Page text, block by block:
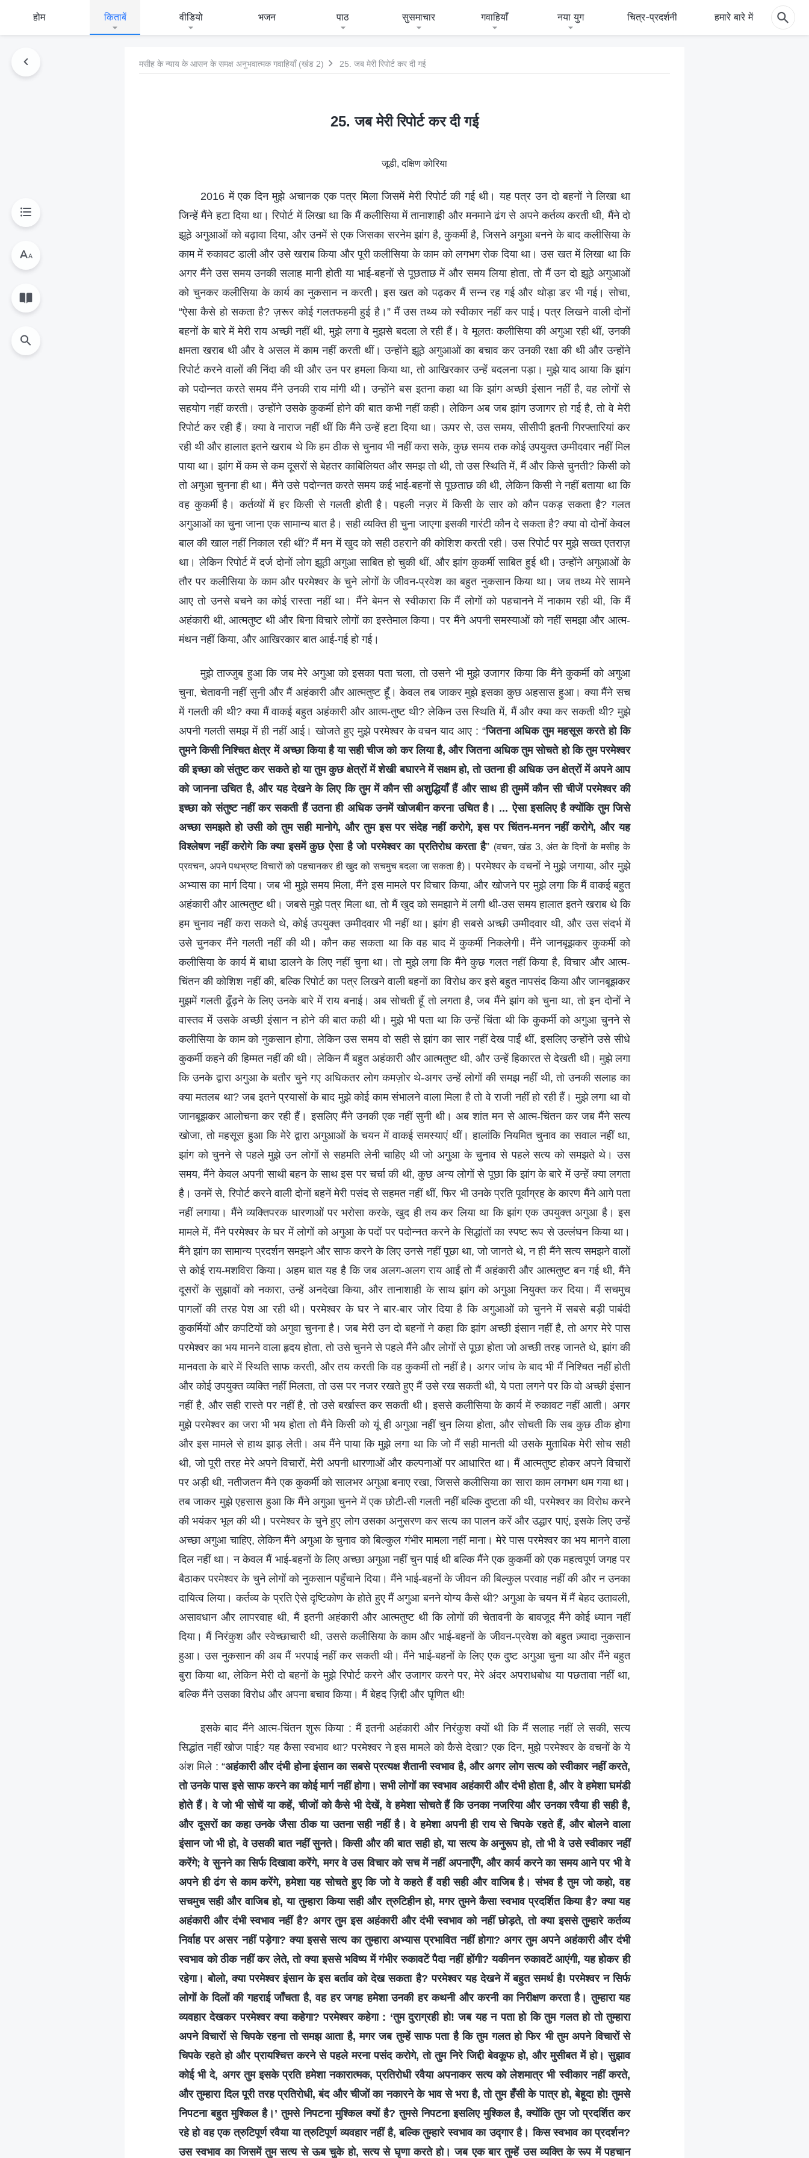
होम किताबें वीडियो भजन पाठ सुसमाचार गवाहियाँ नया युग चित्र-प्रदर्शनी हमारे बारे में
मसीह के न्याय के आसन के समक्ष अनुभवात्मक गवाहियाँ (खंड 2) 25. जब मेरी रिपोर्ट कर दी गई
25. जब मेरी रिपोर्ट कर दी गई
जूडी, दक्षिण कोरिया
2016 में एक दिन मुझे अचानक एक पत्र मिला जिसमें मेरी रिपोर्ट की गई थी। यह पत्र उन दो बहनों ने लिखा था
जिन्हें मैंने हटा दिया था। रिपोर्ट में लिखा था कि मैं कलीसिया में तानाशाही और मनमाने ढंग से अपने कर्तव्य करती थी, मैंने दो
झूठे अगुआओं को बढ़ावा दिया, और उनमें से एक जिसका सरनेम झांग है, कुकर्मी है, जिसने अगुआ बनने के बाद कलीसिया के
काम में रुकावट डाली और उसे खराब किया और पूरी कलीसिया के काम को लगभग रोक दिया था। उस खत में लिखा था कि
अगर मैंने उस समय उनकी सलाह मानी होती या भाई-बहनों से पूछताछ में और समय लिया होता, तो मैं उन दो झूठे अगुआओं
को चुनकर कलीसिया के कार्य का नुकसान न करती। इस खत को पढ़कर मैं सन्न रह गई और थोड़ा डर भी गई। सोचा,
“ऐसा कैसे हो सकता है? ज़रूर कोई गलतफहमी हुई है।” मैं उस तथ्य को स्वीकार नहीं कर पाई। पत्र लिखने वाली दोनों
बहनों के बारे में मेरी राय अच्छी नहीं थी, मुझे लगा वे मुझसे बदला ले रही हैं। वे मूलतः कलीसिया की अगुआ रही थीं, उनकी
क्षमता खराब थी और वे असल में काम नहीं करती थीं। उन्होंने झूठे अगुआओं का बचाव कर उनकी रक्षा की थी और उन्होंने
रिपोर्ट करने वालों की निंदा की थी और उन पर हमला किया था, तो आखिरकार उन्हें बदलना पड़ा। मुझे याद आया कि झांग
को पदोन्नत करते समय मैंने उनकी राय मांगी थी। उन्होंने बस इतना कहा था कि झांग अच्छी इंसान नहीं है, वह लोगों से
सहयोग नहीं करती। उन्होंने उसके कुकर्मी होने की बात कभी नहीं कही। लेकिन अब जब झांग उजागर हो गई है, तो वे मेरी
रिपोर्ट कर रही हैं। क्या वे नाराज नहीं थीं कि मैंने उन्हें हटा दिया था। ऊपर से, उस समय, सीसीपी इतनी गिरफ्तारियां कर
रही थी और हालात इतने खराब थे कि हम ठीक से चुनाव भी नहीं करा सके, कुछ समय तक कोई उपयुक्त उम्मीदवार नहीं मिल
पाया था। झांग में कम से कम दूसरों से बेहतर काबिलियत और समझ तो थी, तो उस स्थिति में, मैं और किसे चुनती? किसी को
तो अगुआ चुनना ही था। मैंने उसे पदोन्नत करते समय कई भाई-बहनों से पूछताछ की थी, लेकिन किसी ने नहीं बताया था कि
वह कुकर्मी है। कर्तव्यों में हर किसी से गलती होती है। पहली नज़र में किसी के सार को कौन पकड़ सकता है? गलत
अगुआओं का चुना जाना एक सामान्य बात है। सही व्यक्ति ही चुना जाएगा इसकी गारंटी कौन दे सकता है? क्या वो दोनों केवल
बाल की खाल नहीं निकाल रही थीं? मैं मन में खुद को सही ठहराने की कोशिश करती रही। उस रिपोर्ट पर मुझे सख्त एतराज़
था। लेकिन रिपोर्ट में दर्ज दोनों लोग झूठी अगुआ साबित हो चुकी थीं, और झांग कुकर्मी साबित हुई थी। उन्होंने अगुआओं के
तौर पर कलीसिया के काम और परमेश्वर के चुने लोगों के जीवन-प्रवेश का बहुत नुकसान किया था। जब तथ्य मेरे सामने
आए तो उनसे बचने का कोई रास्ता नहीं था। मैंने बेमन से स्वीकारा कि मैं लोगों को पहचानने में नाकाम रही थी, कि मैं
अहंकारी थी, आत्मतुष्ट थी और बिना विचारे लोगों का इस्तेमाल किया। पर मैंने अपनी समस्याओं को नहीं समझा और आत्म-
मंथन नहीं किया, और आखिरकार बात आई-गई हो गई।
मुझे ताज्जुब हुआ कि जब मेरे अगुआ को इसका पता चला, तो उसने भी मुझे उजागर किया कि मैंने कुकर्मी को अगुआ
चुना, चेतावनी नहीं सुनी और मैं अहंकारी और आत्मतुष्ट हूँ। केवल तब जाकर मुझे इसका कुछ अहसास हुआ। क्या मैंने सच
में गलती की थी? क्या मैं वाकई बहुत अहंकारी और आत्म-तुष्ट थी? लेकिन उस स्थिति में, मैं और क्या कर सकती थी? मुझे
अपनी गलती समझ में ही नहीं आई। खोजते हुए मुझे परमेश्वर के वचन याद आए : “जितना अधिक तुम महसूस करते हो कि
तुमने किसी निश्चित क्षेत्र में अच्छा किया है या सही चीज को कर लिया है, और जितना अधिक तुम सोचते हो कि तुम परमेश्वर
की इच्छा को संतुष्ट कर सकते हो या तुम कुछ क्षेत्रों में शेखी बघारने में सक्षम हो, तो उतना ही अधिक उन क्षेत्रों में अपने आप
को जानना उचित है, और यह देखने के लिए कि तुम में कौन सी अशुद्धियाँ हैं और साथ ही तुममें कौन सी चीजें परमेश्वर की
इच्छा को संतुष्ट नहीं कर सकती हैं उतना ही अधिक उनमें खोजबीन करना उचित है। ... ऐसा इसलिए है क्योंकि तुम जिसे
अच्छा समझते हो उसी को तुम सही मानोगे, और तुम इस पर संदेह नहीं करोगे, इस पर चिंतन-मनन नहीं करोगे, और यह
विश्लेषण नहीं करोगे कि क्या इसमें कुछ ऐसा है जो परमेश्वर का प्रतिरोध करता है” (वचन, खंड 3, अंत के दिनों के मसीह के
प्रवचन, अपने पथभ्रष्‍ट विचारों को पहचानकर ही खुद को सचमुच बदला जा सकता है) । परमेश्वर के वचनों ने मुझे जगाया, और मुझे
अभ्यास का मार्ग दिया। जब भी मुझे समय मिला, मैंने इस मामले पर विचार किया, और खोजने पर मुझे लगा कि मैं वाकई बहुत
अहंकारी और आत्मतुष्ट थी। जबसे मुझे पत्र मिला था, तो मैं खुद को समझाने में लगी थी-उस समय हालात इतने खराब थे कि
हम चुनाव नहीं करा सकते थे, कोई उपयुक्त उम्मीदवार भी नहीं था। झांग ही सबसे अच्छी उम्मीदवार थी, और उस संदर्भ में
उसे चुनकर मैंने गलती नहीं की थी। कौन कह सकता था कि वह बाद में कुकर्मी निकलेगी। मैंने जानबूझकर कुकर्मी को
कलीसिया के कार्य में बाधा डालने के लिए नहीं चुना था। तो मुझे लगा कि मैंने कुछ गलत नहीं किया है, विचार और आत्म-
चिंतन की कोशिश नहीं की, बल्कि रिपोर्ट का पत्र लिखने वाली बहनों का विरोध कर इसे बहुत नापसंद किया और जानबूझकर
मुझमें गलती ढूँढ़ने के लिए उनके बारे में राय बनाई। अब सोचती हूँ तो लगता है, जब मैंने झांग को चुना था, तो इन दोनों ने
वास्तव में उसके अच्छी इंसान न होने की बात कही थी। मुझे भी पता था कि उन्हें चिंता थी कि कुकर्मी को अगुआ चुनने से
कलीसिया के काम को नुकसान होगा, लेकिन उस समय वो सही से झांग का सार नहीं देख पाईं थीं, इसलिए उन्होंने उसे सीधे
कुकर्मी कहने की हिम्मत नहीं की थी। लेकिन मैं बहुत अहंकारी और आत्मतुष्ट थी, और उन्हें हिकारत से देखती थी। मुझे लगा
कि उनके द्वारा अगुआ के बतौर चुने गए अधिकतर लोग कमज़ोर थे-अगर उन्हें लोगों की समझ नहीं थी, तो उनकी सलाह का
क्या मतलब था? जब इतने प्रयासों के बाद मुझे कोई काम संभालने वाला मिला है तो वे राजी नहीं हो रही हैं। मुझे लगा था वो
जानबूझकर आलोचना कर रही हैं। इसलिए मैंने उनकी एक नहीं सुनी थी। अब शांत मन से आत्म-चिंतन कर जब मैंने सत्य
खोजा, तो महसूस हुआ कि मेरे द्वारा अगुआओं के चयन में वाकई समस्याएं थीं। हालांकि नियमित चुनाव का सवाल नहीं था,
झांग को चुनने से पहले मुझे उन लोगों से सहमति लेनी चाहिए थी जो अगुआ के चुनाव से पहले सत्य को समझते थे। उस
समय, मैंने केवल अपनी साथी बहन के साथ इस पर चर्चा की थी, कुछ अन्य लोगों से पूछा कि झांग के बारे में उन्हें क्या लगता
है। उनमें से, रिपोर्ट करने वाली दोनों बहनें मेरी पसंद से सहमत नहीं थीं, फिर भी उनके प्रति पूर्वाग्रह के कारण मैंने आगे पता
नहीं लगाया। मैंने व्यक्तिपरक धारणाओं पर भरोसा करके, खुद ही तय कर लिया था कि झांग एक उपयुक्त अगुआ है। इस
मामले में, मैंने परमेश्वर के घर में लोगों को अगुआ के पदों पर पदोन्नत करने के सिद्धांतों का स्पष्ट रूप से उल्लंघन किया था।
मैंने झांग का सामान्य प्रदर्शन समझने और साफ करने के लिए उनसे नहीं पूछा था, जो जानते थे, न ही मैंने सत्य समझने वालों
से कोई राय-मशविरा किया। अहम बात यह है कि जब अलग-अलग राय आईं तो मैं अहंकारी और आत्मतुष्ट बन गई थी, मैंने
दूसरों के सुझावों को नकारा, उन्हें अनदेखा किया, और तानाशाही के साथ झांग को अगुआ नियुक्त कर दिया। मैं सचमुच
पागलों की तरह पेश आ रही थी। परमेश्वर के घर ने बार-बार जोर दिया है कि अगुआओं को चुनने में सबसे बड़ी पाबंदी
कुकर्मियों और कपटियों को अगुवा चुनना है। जब मेरी उन दो बहनों ने कहा कि झांग अच्छी इंसान नहीं है, तो अगर मेरे पास
परमेश्वर का भय मानने वाला हृदय होता, तो उसे चुनने से पहले मैंने और लोगों से पूछा होता जो अच्छी तरह जानते थे, झांग की
मानवता के बारे में स्थिति साफ करती, और तय करती कि वह कुकर्मी तो नहीं है। अगर जांच के बाद भी मैं निश्चित नहीं होती
और कोई उपयुक्त व्यक्ति नहीं मिलता, तो उस पर नजर रखते हुए मैं उसे रख सकती थी, ये पता लगने पर कि वो अच्छी इंसान
नहीं है, और सही रास्ते पर नहीं है, तो उसे बर्खास्त कर सकती थी। इससे कलीसिया के कार्य में रुकावट नहीं आती। अगर
मुझे परमेश्वर का जरा भी भय होता तो मैंने किसी को यूं ही अगुआ नहीं चुन लिया होता, और सोचती कि सब कुछ ठीक होगा
और इस मामले से हाथ झाड़ लेती। अब मैंने पाया कि मुझे लगा था कि जो मैं सही मानती थी उसके मुताबिक मेरी सोच सही
थी, जो पूरी तरह मेरे अपने विचारों, मेरी अपनी धारणाओं और कल्पनाओं पर आधारित था। मैं आत्मतुष्ट होकर अपने विचारों
पर अड़ी थी, नतीजतन मैंने एक कुकर्मी को सालभर अगुआ बनाए रखा, जिससे कलीसिया का सारा काम लगभग थम गया था।
तब जाकर मुझे एहसास हुआ कि मैंने अगुआ चुनने में एक छोटी-सी गलती नहीं बल्कि दुष्टता की थी, परमेश्वर का विरोध करने
की भयंकर भूल की थी। परमेश्वर के चुने हुए लोग उसका अनुसरण कर सत्य का पालन करें और उद्धार पाएं, इसके लिए उन्हें
अच्छा अगुआ चाहिए, लेकिन मैंने अगुआ के चुनाव को बिल्कुल गंभीर मामला नहीं माना। मेरे पास परमेश्वर का भय मानने वाला
दिल नहीं था। न केवल मैं भाई-बहनों के लिए अच्छा अगुआ नहीं चुन पाई थी बल्कि मैंने एक कुकर्मी को एक महत्वपूर्ण जगह पर
बैठाकर परमेश्वर के चुने लोगों को नुकसान पहुँचाने दिया। मैंने भाई-बहनों के जीवन की बिल्कुल परवाह नहीं की और न उनका
दायित्व लिया। कर्तव्य के प्रति ऐसे दृष्टिकोण के होते हुए मैं अगुआ बनने योग्य कैसे थी? अगुआ के चयन में मैं बेहद उतावली,
असावधान और लापरवाह थी, मैं इतनी अहंकारी और आत्मतुष्ट थी कि लोगों की चेतावनी के बावजूद मैंने कोई ध्यान नहीं
दिया। मैं निरंकुश और स्वेच्छाचारी थी, उससे कलीसिया के काम और भाई-बहनों के जीवन-प्रवेश को बहुत ज़्यादा नुकसान
हुआ। उस नुकसान की अब मैं भरपाई नहीं कर सकती थी। मैंने भाई-बहनों के लिए एक दुष्ट अगुआ चुना था और मैंने बहुत
बुरा किया था, लेकिन मेरी दो बहनों के मुझे रिपोर्ट करने और उजागर करने पर, मेरे अंदर अपराधबोध या पछतावा नहीं था,
बल्कि मैंने उसका विरोध और अपना बचाव किया। मैं बेहद ज़िद्दी और घृणित थी!
इसके बाद मैंने आत्म-चिंतन शुरू किया : मैं इतनी अहंकारी और निरंकुश क्यों थी कि मैं सलाह नहीं ले सकी, सत्य
सिद्धांत नहीं खोज पाई? यह कैसा स्वभाव था? परमेश्वर ने इस मामले को कैसे देखा? एक दिन, मुझे परमेश्वर के वचनों के ये
अंश मिले : “अहंकारी और दंभी होना इंसान का सबसे प्रत्यक्ष शैतानी स्वभाव है, और अगर लोग सत्य को स्वीकार नहीं करते,
तो उनके पास इसे साफ करने का कोई मार्ग नहीं होगा। सभी लोगों का स्वभाव अहंकारी और दंभी होता है, और वे हमेशा घमंडी
होते हैं। वे जो भी सोचें या कहें, चीजों को कैसे भी देखें, वे हमेशा सोचते हैं कि उनका नजरिया और उनका रवैया ही सही है,
और दूसरों का कहा उनके जैसा ठीक या उतना सही नहीं है। वे हमेशा अपनी ही राय से चिपके रहते हैं, और बोलने वाला
इंसान जो भी हो, वे उसकी बात नहीं सुनते। किसी और की बात सही हो, या सत्य के अनुरूप हो, तो भी वे उसे स्वीकार नहीं
करेंगे; वे सुनने का सिर्फ दिखावा करेंगे, मगर वे उस विचार को सच में नहीं अपनाएँगे, और कार्य करने का समय आने पर भी वे
अपने ही ढंग से काम करेंगे, हमेशा यह सोचते हुए कि जो वे कहते हैं वही सही और वाजिब है। संभव है तुम जो कहो, वह
सचमुच सही और वाजिब हो, या तुम्हारा किया सही और त्रुटिहीन हो, मगर तुमने कैसा स्वभाव प्रदर्शित किया है? क्या यह
अहंकारी और दंभी स्वभाव नहीं है? अगर तुम इस अहंकारी और दंभी स्वभाव को नहीं छोड़ते, तो क्या इससे तुम्हारे कर्तव्य
निर्वाह पर असर नहीं पड़ेगा? क्या इससे सत्य का तुम्हारा अभ्यास प्रभावित नहीं होगा? अगर तुम अपने अहंकारी और दंभी
स्वभाव को ठीक नहीं कर लेते, तो क्या इससे भविष्य में गंभीर रुकावटें पैदा नहीं होंगी? यकीनन रुकावटें आएंगी, यह होकर ही
रहेगा। बोलो, क्या परमेश्वर इंसान के इस बर्ताव को देख सकता है? परमेश्वर यह देखने में बहुत समर्थ है! परमेश्वर न सिर्फ
लोगों के दिलों की गहराई जाँचता है, वह हर जगह हमेशा उनकी हर कथनी और करनी का निरीक्षण करता है। तुम्हारा यह
व्यवहार देखकर परमेश्वर क्या कहेगा? परमेश्वर कहेगा : ‘तुम दुराग्रही हो! जब यह न पता हो कि तुम गलत हो तो तुम्हारा
अपने विचारों से चिपके रहना तो समझ आता है, मगर जब तुम्हें साफ पता है कि तुम गलत हो फिर भी तुम अपने विचारों से
चिपके रहते हो और प्रायश्चित्त करने से पहले मरना पसंद करोगे, तो तुम निरे जिद्दी बेवकूफ हो, और मुसीबत में हो। सुझाव
कोई भी दे, अगर तुम इसके प्रति हमेशा नकारात्मक, प्रतिरोधी रवैया अपनाकर सत्य को लेशमात्र भी स्वीकार नहीं करते,
और तुम्हारा दिल पूरी तरह प्रतिरोधी, बंद और चीजों का नकारने के भाव से भरा है, तो तुम हँसी के पात्र हो, बेहूदा हो! तुमसे
निपटना बहुत मुश्किल है।’ तुमसे निपटना मुश्किल क्यों है? तुमसे निपटना इसलिए मुश्किल है, क्योंकि तुम जो प्रदर्शित कर
रहे हो वह एक त्रुटिपूर्ण रवैया या त्रुटिपूर्ण व्यवहार नहीं है, बल्कि तुम्हारे स्वभाव का उद्गार है। किस स्वभाव का प्रदर्शन?
उस स्वभाव का जिसमें तुम सत्य से ऊब चुके हो, सत्य से घृणा करते हो। जब एक बार तुम्हें उस व्यक्ति के रूप में पहचान